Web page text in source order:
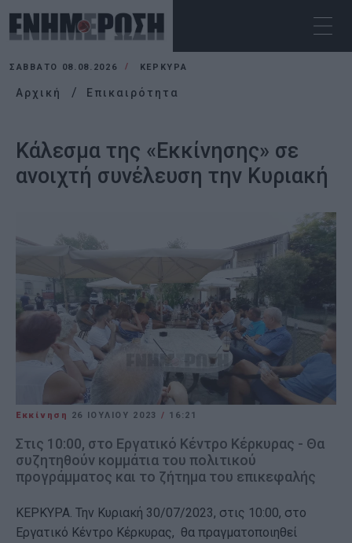
ΣΆΒΒΑΤΟ 08.08.2026 ΚΕΡΚΥΡΑ
Αρχική Επικαιρότητα
Κάλεσμα της «Εκκίνησης» σε
ανοιχτή συνέλευση την Κυριακή
Εκκίνηση 26 ΙΟΥΛΊΟΥ 2023 / 16:21
Στις 10:00, στο Εργατικό Κέντρο Κέρκυρας - Θα
συζητηθούν κομμάτια του πολιτικού
προγράμματος και το ζήτημα του επικεφαλής
ΚΕΡΚΥΡΑ. Την Κυριακή 30/07/2023, στις 10:00, στο
Εργατικό Κέντρο Κέρκυρας, θα πραγματοποιηθεί